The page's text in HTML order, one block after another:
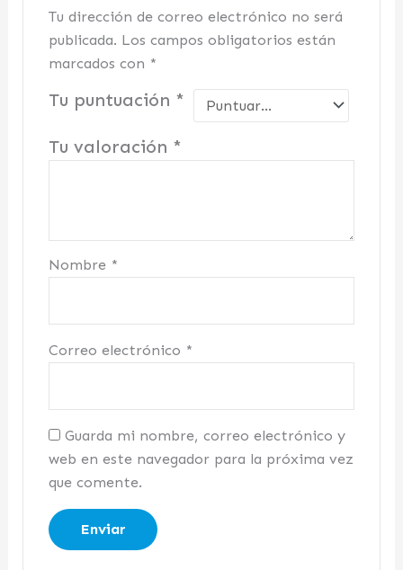
Tu dirección de correo electrónico no será
publicada. Los campos obligatorios están
marcados con *
Tu puntuación *
Tu valoración *
Nombre *
Correo electrónico *
Guarda mi nombre, correo electrónico y
web en este navegador para la próxima vez
que comente.